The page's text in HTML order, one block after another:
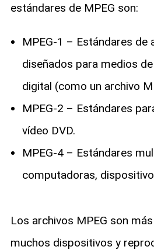
estándares de MPEG son:
MPEG-1 – Estándares de
diseñados para medios
digital (como un archivo
MPEG-2 – Estándares
vídeo DVD.
MPEG-4 – Estándares
computadoras,
Los archivos MPEG son
muchos dispositivos y